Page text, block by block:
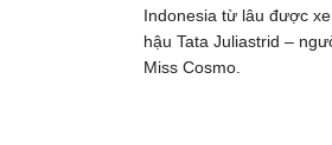
Indonesia từ lâu được
hậu Tata Juliastrid –
Miss Cosmo.